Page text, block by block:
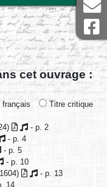
cet ouvrage :
français
Titre critique
- p. 2
- p. 4
- p. 5
- p. 10
- p. 13
14